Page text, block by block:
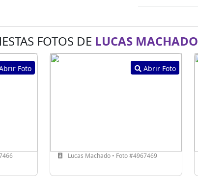
FOTOS DE LUCAS MACHADO
Foto Abrir Foto
Lucas Machado • Foto #4967469